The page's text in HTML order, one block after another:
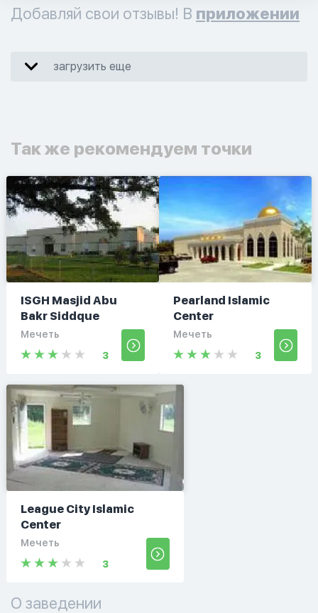
Добавляй свои отзывы! В приложении
загрузить еще
Так же рекомендуем точки
ISGH Masjid Abu
Bakr Siddque
Мечеть
3
Pearland Islamic
Center
Мечеть
3
League City Islamic
Center
Мечеть
3
О заведении